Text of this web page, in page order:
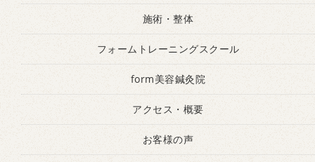
施術・整体
フォームトレーニングスクール
form美容鍼灸院
アクセス・概要
お客様の声